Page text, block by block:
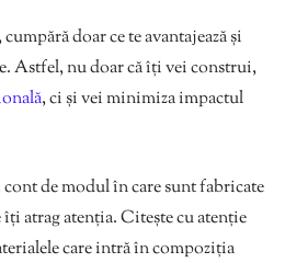
doar ce te avantajează și
Astfel, nu doar că îți vei construi,
, ci și vei minimiza impactul
cont de modul în care sunt fabricate
atrag atenția. Citește cu atenție
care intră în compoziția